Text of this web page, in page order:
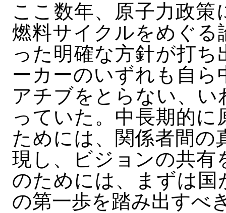
ここ数年、原子力政
燃料サイクルをめぐる
った明確な方針が打
ーカーのいずれも自
アチブをとらない、
っていた。中長期的
ためには、関係者間
現し、ビジョンの共有
のためには、まずは国
の第一歩を踏み出すべ